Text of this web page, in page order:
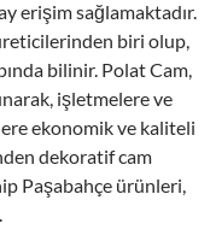
erişim sağlamaktadır.
biri olup,
bilinir. Polat Cam,
işletmelere ve
ekonomik ve kaliteli
dekoratif cam
Paşabahçe ürünleri,